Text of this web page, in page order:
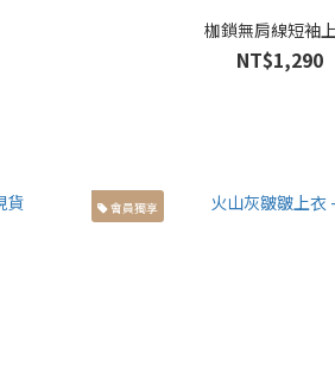
枷鎖無肩線短袖
NT$1,290
會員獨享